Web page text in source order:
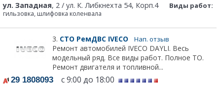
ул. Западная, 2 / ул. К. Либкнехта 54, Корп.4
Виды работ:
гильзовка, шлифовка коленвала
3. СТО РемДВС IVECO Нап. отзыв
Ремонт автомобилей IVECO DAYLI. Весь
модельный ряд. Все виды работ. Полное ТО.
Ремонт двигателя и топливной...
29 1808093 с 9:00 до 18:00